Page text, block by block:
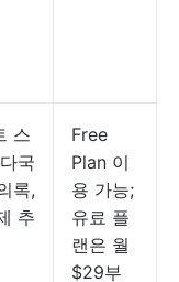
스
국
록,
추
Free
Plan 이
용 가능;
유료 플
랜은 월
$29부